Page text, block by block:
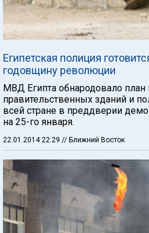
Египетская полиция
годовщину революции
МВД Египта обнародовало
правительственных зданий и
всей стране в преддверии
на 25-го января.
22.01.2014 22:29 // Ближний Восток